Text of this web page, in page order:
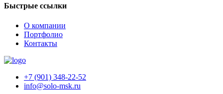
Быстрые ссылки
О компании
Портфолио
Контакты
+7 (901) 348-22-52
info@solo-msk.ru